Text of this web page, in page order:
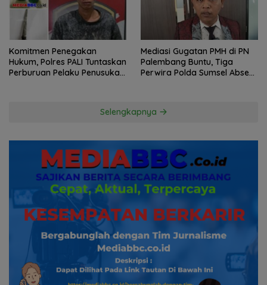
Komitmen Penegakan
Hukum, Polres PALI Tuntaskan
Perburuan Pelaku Penusukan
Mediasi Gugatan PMH di PN
Palembang Buntu, Tiga
Perwira Polda Sumsel Absen,
Selengkapnya